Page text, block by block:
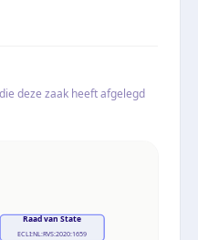
deze zaak heeft afgelegd
Raad van State
ECLI:NL:RVS:2020:1659